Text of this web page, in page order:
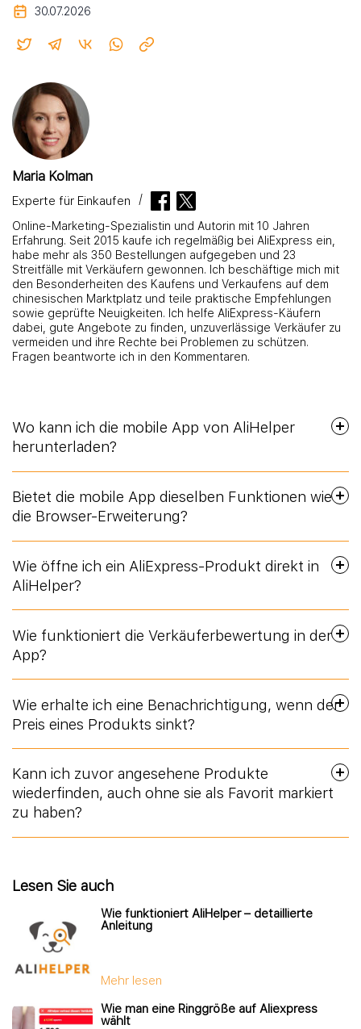
30.07.2026
Maria Kolman
Experte für Einkaufen
Online-Marketing-Spezialistin und Autorin mit 10 Jahren
Erfahrung. Seit 2015 kaufe ich regelmäßig bei AliExpress ein,
habe mehr als 350 Bestellungen aufgegeben und 23
Streitfälle mit Verkäufern gewonnen. Ich beschäftige mich mit
den Besonderheiten des Kaufens und Verkaufens auf dem
chinesischen Marktplatz und teile praktische Empfehlungen
sowie geprüfte Neuigkeiten. Ich helfe AliExpress-Käufern
dabei, gute Angebote zu finden, unzuverlässige Verkäufer zu
vermeiden und ihre Rechte bei Problemen zu schützen.
Fragen beantworte ich in den Kommentaren.
Wo kann ich die mobile App von AliHelper
herunterladen?
Bietet die mobile App dieselben Funktionen wie
die Browser-Erweiterung?
Wie öffne ich ein AliExpress-Produkt direkt in
AliHelper?
Wie funktioniert die Verkäuferbewertung in der
App?
Wie erhalte ich eine Benachrichtigung, wenn der
Preis eines Produkts sinkt?
Kann ich zuvor angesehene Produkte
wiederfinden, auch ohne sie als Favorit markiert
zu haben?
Lesen Sie auch
Wie funktioniert AliHelper – detaillierte
Anleitung
Mehr lesen
Wie man eine Ringgröße auf Aliexpress
wählt